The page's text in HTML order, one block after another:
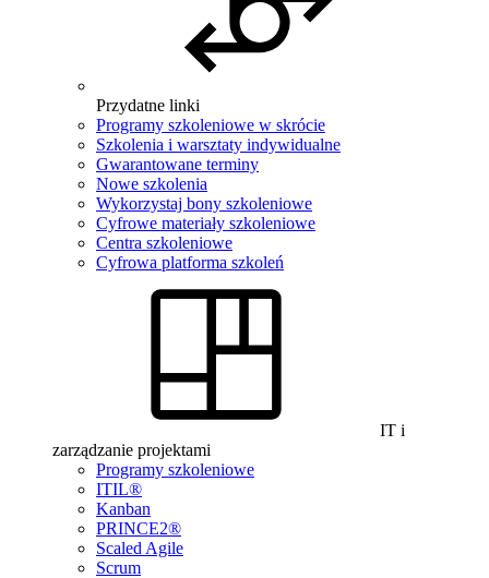
Przydatne linki
Programy szkoleniowe w skrócie
Szkolenia i warsztaty indywidualne
Gwarantowane terminy
Nowe szkolenia
Wykorzystaj bony szkoleniowe
Cyfrowe materiały szkoleniowe
Centra szkoleniowe
Cyfrowa platforma szkoleń
IT i
zarządzanie projektami
Programy szkoleniowe
ITIL®
Kanban
PRINCE2®
Scaled Agile
Scrum